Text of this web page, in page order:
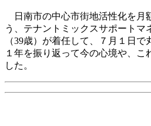
日南市の中心市街地活性化を月
う、テナントミックスサポートマ
（39歳）が着任して、７月１日で
１年を振り返って今の心境や、こ
した。